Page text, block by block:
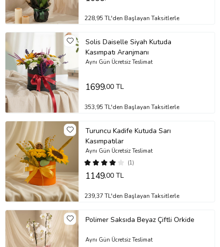
228,95 TL'den Başlayan Taksitlerle
Solis Daiselle Siyah Kutuda
Kasımpatı Aranjmanı
Aynı Gün Ücretsiz Teslimat
1699,00 TL
353,95 TL'den Başlayan Taksitlerle
Turuncu Kadife Kutuda Sarı
Kasımpatılar
(1)
Aynı Gün Ücretsiz Teslimat
1149,00 TL
239,37 TL'den Başlayan Taksitlerle
Polimer Saksıda Beyaz Çiftli Orkide
Aynı Gün Ücretsiz Teslimat